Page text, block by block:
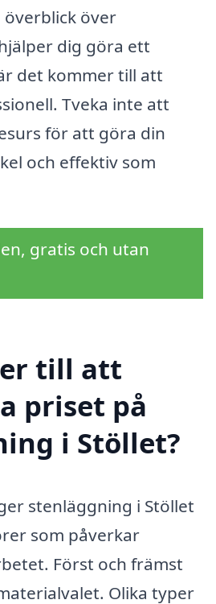
överblick över
dig göra ett
det kommer till att
Tveka inte att
för att göra din
och effektiv som
gratis och utan
till att
priset på
i Stöllet?
stenläggning i Stöllet
som påverkar
Först och främst
Olika typer